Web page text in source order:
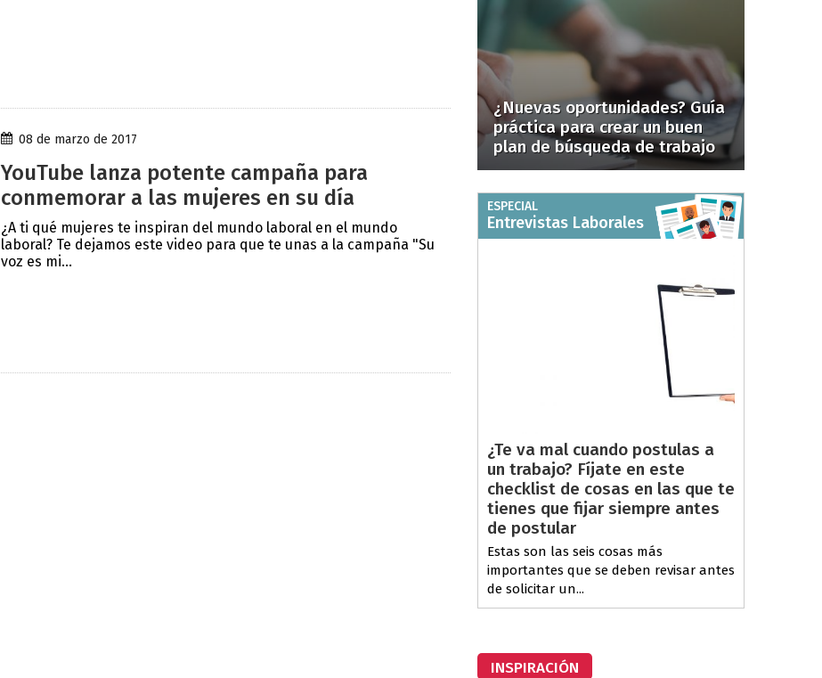
08 de marzo de 2017
YouTube lanza potente campaña para
conmemorar a las mujeres en su día
¿A ti qué mujeres te inspiran del mundo laboral en el mundo
laboral? Te dejamos este video para que te unas a la campaña "Su
voz es mi...
¿Nuevas oportunidades? Guía
práctica para crear un buen
plan de búsqueda de trabajo
ESPECIAL
Entrevistas Laborales
¿Te va mal cuando postulas a
un trabajo? Fíjate en este
checklist de cosas en las que te
tienes que fijar siempre antes
de postular
Estas son las seis cosas más
importantes que se deben revisar antes
de solicitar un...
INSPIRACIÓN